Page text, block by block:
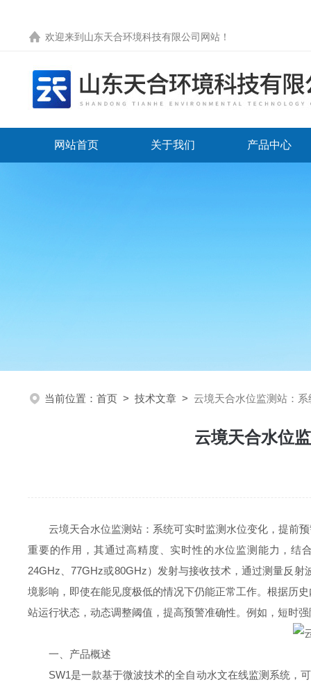
欢迎来到 山东天合环境科技有限公司网站 ！
网站首页 关于我们 产品中心
当前位置： 首页 > 技术文章 > 云境天合水位监测站：
云境天合水位
云境天合水位监测站：系统可实时监测水位变化，提前
重要的作用，其通过高精度、实时性的水位监测能力，结
24GHz、77GHz或80GHz）发射与接收技术，通过测量反
境影响，即使在能见度极低的情况下仍能正常工作。根据历
站运行状态，动态调整阈值，提高预警准确性。例如，短时
一、产品概述
SW1是一款基于微波技术的全自动水文在线监测系统，